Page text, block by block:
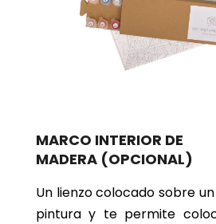
MARCO INTERIOR DE
MADERA (OPCIONAL)
Un lienzo colocado sobre
pintura y te permite